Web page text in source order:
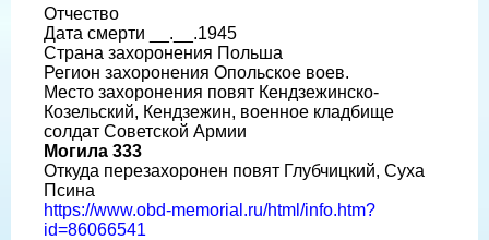
Отчество
Дата смерти __.__.1945
Страна захоронения Польша
Регион захоронения Опольское воев.
Место захоронения повят Кендзежинско-
Козельский, Кендзежин, военное кладбище
солдат Советской Армии
Могила 333
Откуда перезахоронен повят Глубчицкий, Суха
Псина
https://www.obd-memorial.ru/html/info.htm?
id=86066541